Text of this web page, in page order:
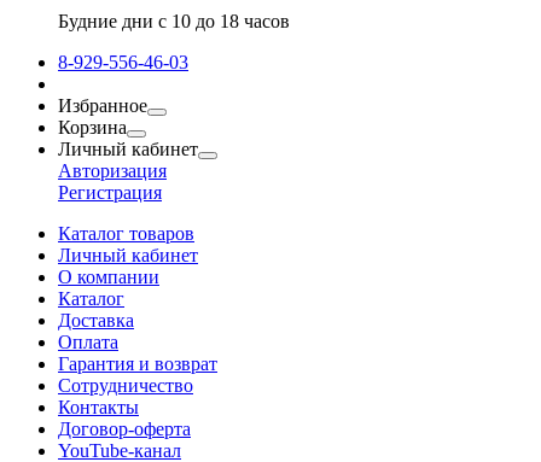
Будние дни с 10 до 18 часов
8-929-556-46-03
Избранное
Корзина
Личный кабинет
Авторизация
Регистрация
Каталог товаров
Личный кабинет
О компании
Каталог
Доставка
Оплата
Гарантия и возврат
Сотрудничество
Контакты
Договор-оферта
YouTube-канал